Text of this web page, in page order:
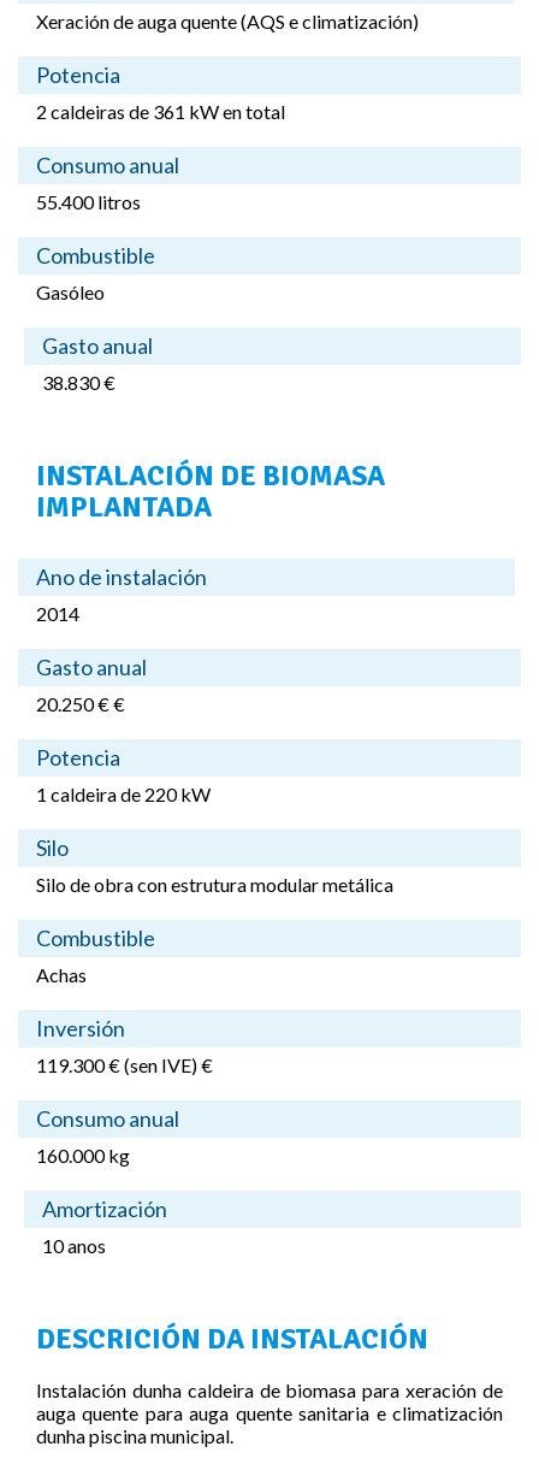
Xeración de auga quente (AQS e climatización)
Potencia
2 caldeiras de 361 kW en total
Consumo anual
55.400 litros
Combustible
Gasóleo
Gasto anual
38.830 €
INSTALACIÓN DE BIOMASA
IMPLANTADA
Ano de instalación
2014
Gasto anual
20.250 € €
Potencia
1 caldeira de 220 kW
Silo
Silo de obra con estrutura modular metálica
Combustible
Achas
Inversión
119.300 € (sen IVE) €
Consumo anual
160.000 kg
Amortización
10 anos
DESCRICIÓN DA INSTALACIÓN
Instalación dunha caldeira de biomasa para xeración de
auga quente para auga quente sanitaria e climatización
dunha piscina municipal.